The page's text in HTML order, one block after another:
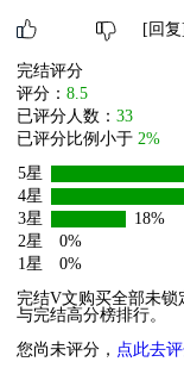
[回复]
完结评分
评分： 8.5
已评分人数： 33
已评分比例小于 2%
5星
4星
3星
18%
2星
0%
1星
0%
完结V文购买全部未锁
与完结高分榜排行。
您尚未评分， 点此去